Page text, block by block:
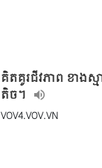
គិតគូរជីវភាព ខាង
តិច។
VOV4.VOV.VN